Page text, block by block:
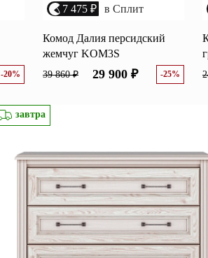
-20%
7 475 ₽ в Сплит
Комод Далия персидский
жемчуг KOM3S
39 860 ₽ 29 900 ₽ -25%
завтра